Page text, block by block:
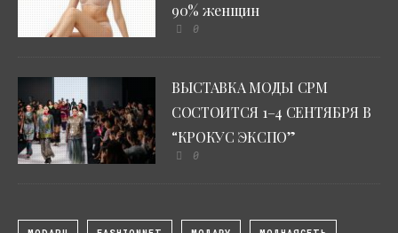
90% женщин
0
ВЫСТАВКА МОДЫ CPM
СОСТОИТСЯ 1–4 СЕНТЯБРЯ В
“КРОКУС ЭКСПО”
0